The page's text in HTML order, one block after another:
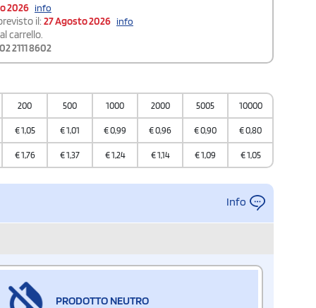
2026 info
il: 27 Agosto 2026 info
carrello.
02 2111 8602
200 500 1000 2000 5005 10000
€1,05 €1,01 €0,99 €0,96 €0,90 €0,80
€1,76 €1,37 €1,24 €1,14 €1,09 €1,05
Info
PRODOTTO NEUTRO